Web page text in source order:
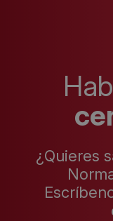
¿Quieres